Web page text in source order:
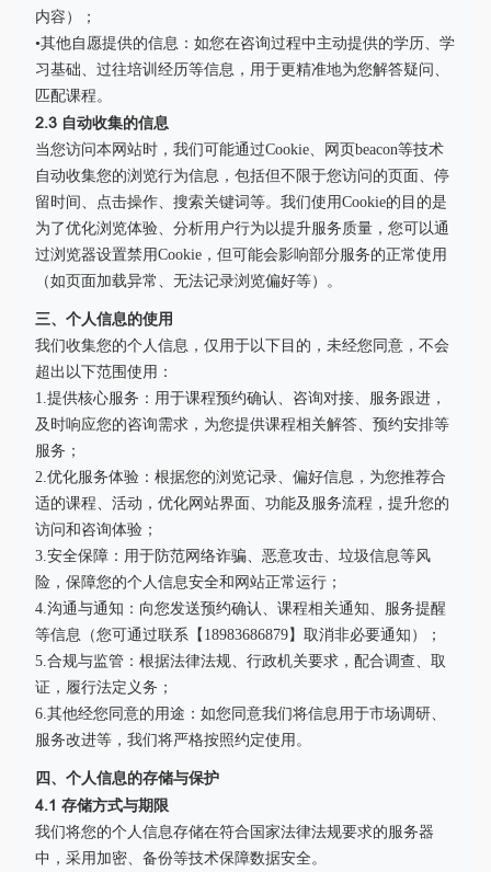
内容）；
•其他自愿提供的信息：如您在咨询过程中主动提供的学历、学
习基础、过往培训经历等信息，用于更精准地为您解答疑问、
匹配课程。
2.3 自动收集的信息
当您访问本网站时，我们可能通过Cookie、网页beacon等技术
自动收集您的浏览行为信息，包括但不限于您访问的页面、停
留时间、点击操作、搜索关键词等。我们使用Cookie的目的是
为了优化浏览体验、分析用户行为以提升服务质量，您可以通
过浏览器设置禁用Cookie，但可能会影响部分服务的正常使用
（如页面加载异常、无法记录浏览偏好等）。
三、个人信息的使用
我们收集您的个人信息，仅用于以下目的，未经您同意，不会
超出以下范围使用：
1.提供核心服务：用于课程预约确认、咨询对接、服务跟进，
及时响应您的咨询需求，为您提供课程相关解答、预约安排等
服务；
2.优化服务体验：根据您的浏览记录、偏好信息，为您推荐合
适的课程、活动，优化网站界面、功能及服务流程，提升您的
访问和咨询体验；
3.安全保障：用于防范网络诈骗、恶意攻击、垃圾信息等风
险，保障您的个人信息安全和网站正常运行；
4.沟通与通知：向您发送预约确认、课程相关通知、服务提醒
等信息（您可通过联系【18983686879】取消非必要通知）；
5.合规与监管：根据法律法规、行政机关要求，配合调查、取
证，履行法定义务；
6.其他经您同意的用途：如您同意我们将信息用于市场调研、
服务改进等，我们将严格按照约定使用。
四、个人信息的存储与保护
4.1 存储方式与期限
我们将您的个人信息存储在符合国家法律法规要求的服务器
中，采用加密、备份等技术保障数据安全。